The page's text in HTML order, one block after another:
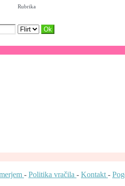
Rubrika
- Politika vračila - Kontakt -